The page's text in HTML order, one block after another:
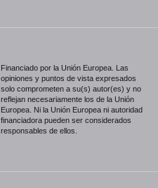
Financiado por la Unión Europea. Las
opiniones y puntos de vista expresados
solo comprometen a su(s) autor(es) y no
reflejan necesariamente los de la Unión
Europea. Ni la Unión Europea ni autoridad
financiadora pueden ser considerados
responsables de ellos.